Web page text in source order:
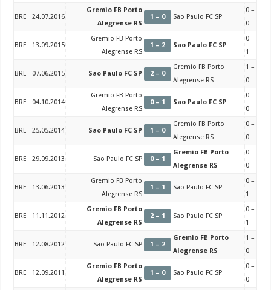
BRE 24.07.2016
Gremio FB Porto
Alegrense RS
1 – 0 Sao Paulo FC SP
0 –
0
BRE 13.09.2015
Gremio FB Porto
Alegrense RS
1 – 2 Sao Paulo FC SP
0 –
1
BRE 07.06.2015 Sao Paulo FC SP 2 – 0
Gremio FB Porto
Alegrense RS
1 –
0
BRE 04.10.2014
Gremio FB Porto
Alegrense RS
0 – 1 Sao Paulo FC SP
0 –
0
BRE 25.05.2014 Sao Paulo FC SP 1 – 0
Gremio FB Porto
Alegrense RS
0 –
0
BRE 29.09.2013 Sao Paulo FC SP 0 – 1
Gremio FB Porto
Alegrense RS
0 –
0
BRE 13.06.2013
Gremio FB Porto
Alegrense RS
1 – 1 Sao Paulo FC SP
0 –
1
BRE 11.11.2012
Gremio FB Porto
Alegrense RS
2 – 1 Sao Paulo FC SP
0 –
1
BRE 12.08.2012 Sao Paulo FC SP 1 – 2
Gremio FB Porto
Alegrense RS
1 –
0
BRE 12.09.2011
Gremio FB Porto
Alegrense RS
1 – 0 Sao Paulo FC SP
0 –
0